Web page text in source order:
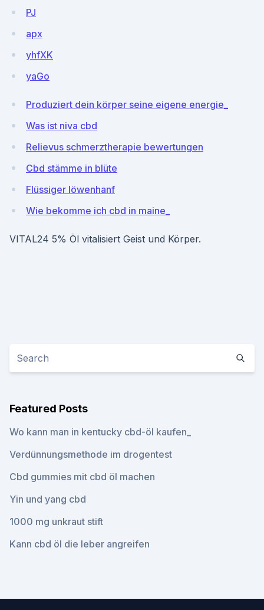
PJ
apx
yhfXK
yaGo
Produziert dein körper seine eigene energie_
Was ist niva cbd
Relievus schmerztherapie bewertungen
Cbd stämme in blüte
Flüssiger löwenhanf
Wie bekomme ich cbd in maine_
VITAL24 5% Öl vitalisiert Geist und Körper.
Featured Posts
Wo kann man in kentucky cbd-öl kaufen_
Verdünnungsmethode im drogentest
Cbd gummies mit cbd öl machen
Yin und yang cbd
1000 mg unkraut stift
Kann cbd öl die leber angreifen